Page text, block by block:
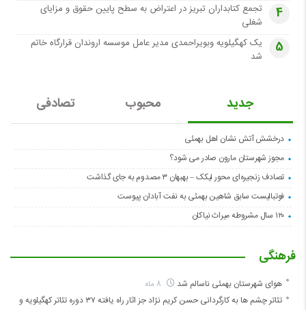
4
تجمع کتابداران تبریز در اعتراض به سطح پایین حقوق و مزایای
شغلی
5
یک کهگیلویه وبویراحمدی مدیر عامل موسسه اروندان قرارگاه خاتم
شد
جدید محبوب تصادفی
درخشش آتش نشان اهل بهمئی
مجوز شهرستان مارون صادر می شود؟
تصادف زنجیره‌ای محور لیکک – بهبهان ۳ مصدوم به جای گذاشت
فوتبالیست سابق شاهین بهمئی به نفت آبادان پیوست
۱۲۰ سال مشروطه میراث نیاکان
فرهنگی
هوای شهرستان بهمئی ناسالم شد
تئاتر چشم ها به کارگردانی حسن کریم نژاد جز اثار راه یافته ۳۷ دوره تئاتر کهگیلویه و